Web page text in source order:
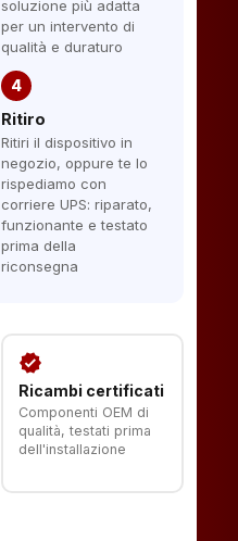
soluzione più adatta
per un intervento di
qualità e duraturo
4
Ritiro
Ritiri il dispositivo in
negozio, oppure te lo
rispediamo con
corriere UPS: riparato,
funzionante e testato
prima della
riconsegna
verified
Ricambi certificati
Componenti OEM di
qualità, testati prima
dell'installazione